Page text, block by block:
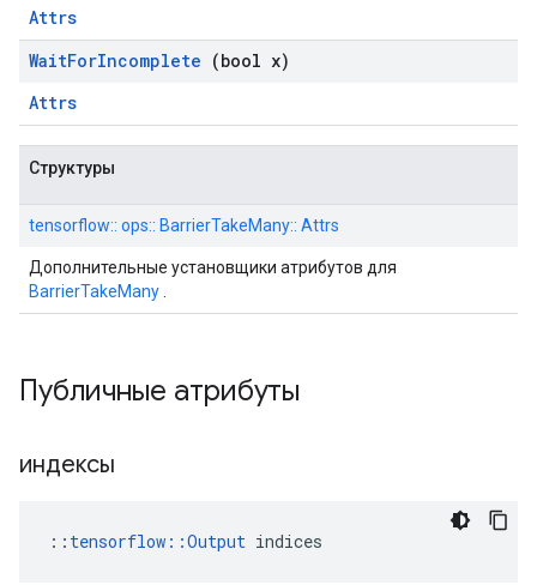
Attrs
WaitForIncomplete (bool x)
Attrs
Структуры
tensorflow:: ops:: BarrierTakeMany:: Attrs
Дополнительные установщики атрибутов для
BarrierTakeMany
Публичные атрибуты
индексы
:: tensorflow::Output indices